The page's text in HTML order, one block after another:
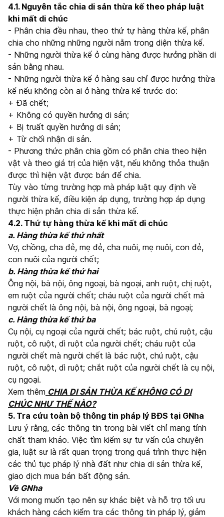
4.1. Nguyên tắc chia di sản thừa kế theo pháp luật
khi mất di chúc
- Phân chia đều nhau, theo thứ tự hàng thừa kế, phân
chia cho những những người nằm trong diện thừa kế.
- Những người thừa kế ở cùng hàng được hưởng phần di
sản bằng nhau.
- Những người thừa kế ở hàng sau chỉ được hưởng thừa
kế nếu không còn ai ở hàng thừa kế trước do:
+ Đã chết;
+ Không có quyền hưởng di sản;
+ Bị truất quyền hưởng di sản;
+ Từ chối nhận di sản.
- Phương thức phân chia gồm có phân chia theo hiện
vật và theo giá trị của hiện vật, nếu không thỏa thuận
được thì hiện vật được bán để chia.
Tùy vào từng trường hợp mà pháp luật quy định về
người thừa kế, điều kiện áp dụng, trường hợp áp dụng
thực hiện phân chia di sản thừa kế.
4.2. Thứ tự hàng thừa kế khi mất di chúc
a. Hàng thừa kế thứ nhất
Vợ, chồng, cha đẻ, mẹ đẻ, cha nuôi, mẹ nuôi, con đẻ,
con nuôi của người chết;
b. Hàng thừa kế thứ hai
Ông nội, bà nội, ông ngoại, bà ngoại, anh ruột, chị ruột,
em ruột của người chết; cháu ruột của người chết mà
người chết là ông nội, bà nội, ông ngoại, bà ngoại;
c. Hàng thừa kế thứ ba
Cụ nội, cụ ngoại của người chết; bác ruột, chú ruột, cậu
ruột, cô ruột, dì ruột của người chết; cháu ruột của
người chết mà người chết là bác ruột, chú ruột, cậu
ruột, cô ruột, dì ruột; chắt ruột của người chết là cụ nội,
cụ ngoại.
Xem thêm CHIA DI SẢN THỪA KẾ KHÔNG CÓ DI
CHÚC NHƯ THẾ NÀO?
5. Tra cứu toàn bộ thông tin pháp lý BĐS tại GNha
Lưu ý rằng, các thông tin trong bài viết chỉ mang tính
chất tham khảo. Việc tìm kiếm sự tư vấn của chuyên
gia, luật sư là rất quan trọng trong quá trình thực hiện
các thủ tục pháp lý nhà đất như chia di sản thừa kế,
giao dịch mua bán bất động sản.
Về GNha
Với mong muốn tạo nên sự khác biệt và hỗ trợ tối ưu
khách hàng cách kiểm tra các thông tin pháp lý, giảm